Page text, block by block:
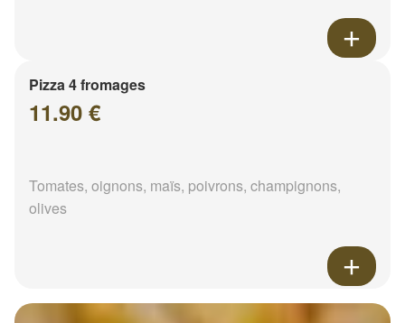
Pizza 4 fromages
11.90 €
Tomates, oignons, maïs, poivrons, champignons,
olives